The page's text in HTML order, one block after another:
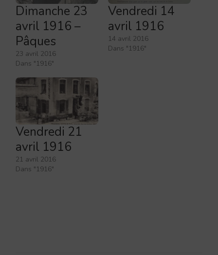
Dimanche 23
avril 1916 –
Pâques
23 avril 2016
Dans "1916"
Vendredi 14
avril 1916
14 avril 2016
Dans "1916"
Vendredi 21
avril 1916
21 avril 2016
Dans "1916"